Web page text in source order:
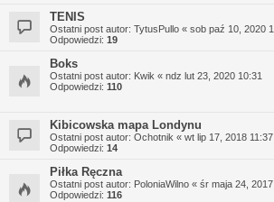
TENIS
Ostatni post autor: TytusPullo « sob paź 10, 2020
Odpowiedzi: 19
Boks
Ostatni post autor: Kwik « ndz lut 23, 2020 10:31
Odpowiedzi: 110
Kibicowska mapa Londynu
Ostatni post autor: Ochotnik « wt lip 17, 2018 11:37
Odpowiedzi: 14
Piłka Ręczna
Ostatni post autor: PoloniaWilno « śr maja 24,
Odpowiedzi: 116